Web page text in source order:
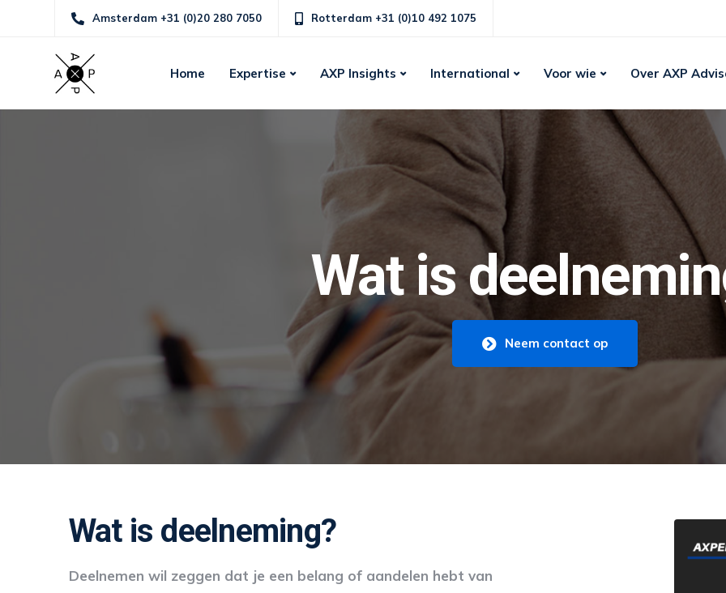
Amsterdam +31 (0)20 280 7050 Rotterdam +31 (0)10 492 1075
Home Expertise AXP Insights International Voor wie Over AXP
Wat is
Neem contact op
Wat is deelneming?
Deelnemen wil zeggen dat je een belang of aandelen hebt van